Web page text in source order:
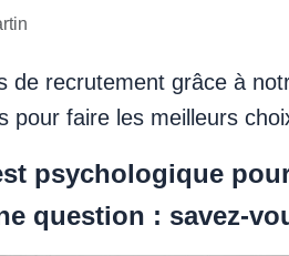
de recrutement grâce à
pour faire les meilleurs
psychologique
question : savez-